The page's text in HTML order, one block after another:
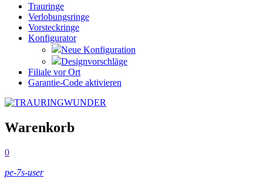
Trauringe
Verlobungsringe
Vorsteckringe
Konfigurator
Neue Konfiguration
Designvorschläge
Filiale vor Ort
Garantie-Code aktivieren
Warenkorb
0
pe-7s-user